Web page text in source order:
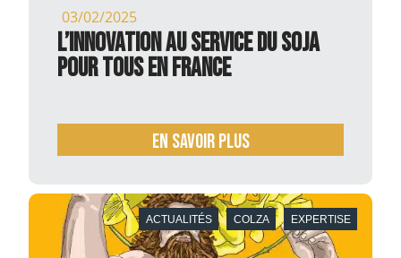
03/02/2025
L’innovation au service du soja
pour tous en France
En savoir plus
ACTUALITÉS COLZA EXPERTISE